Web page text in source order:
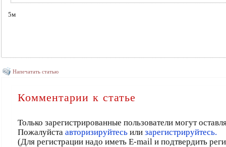
5м
Напечатать статью
Комментарии к статье
Только зарегистрированные пользователи могут
Пожалуйста авторизируйтесьили зарегистрируйтесь.
(Для регистрации надо иметь E-mail и подтвердить